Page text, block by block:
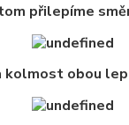
přilepíme
kolmost obou